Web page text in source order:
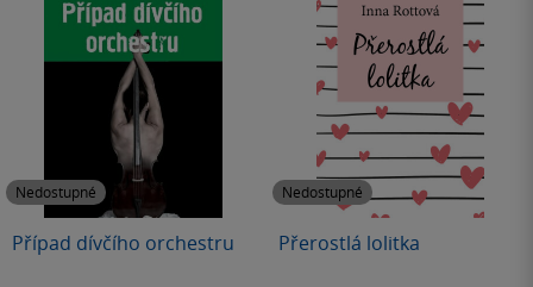
Nedostupné
Případ dívčího orchestru
Nedostupné
Přerostlá lolitka